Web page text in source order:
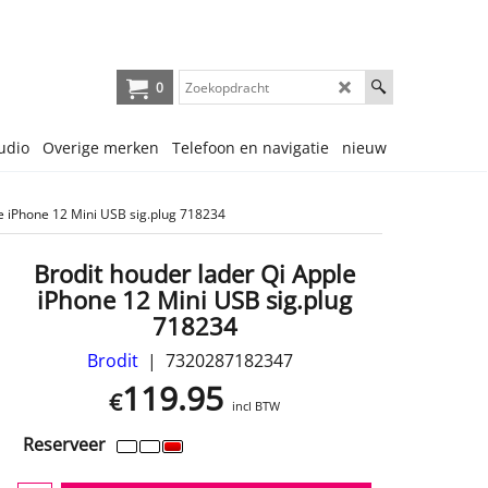
0
Overige merken Telefoon en navigatie nieuw
12 Mini USB sig.plug 718234
Brodit houder lader Qi Apple
iPhone 12 Mini USB sig.plug
718234
Brodit 7320287182347
€119.95 incl BTW
Reserveer